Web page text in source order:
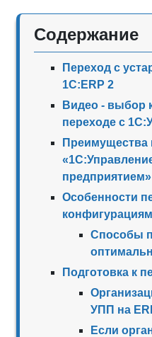
Содержание
Переход с
1С:ERP 2
Видео - выбор
переходе с
Преимущества
Особенности
Способы
Подготовка к
УПП на
Если